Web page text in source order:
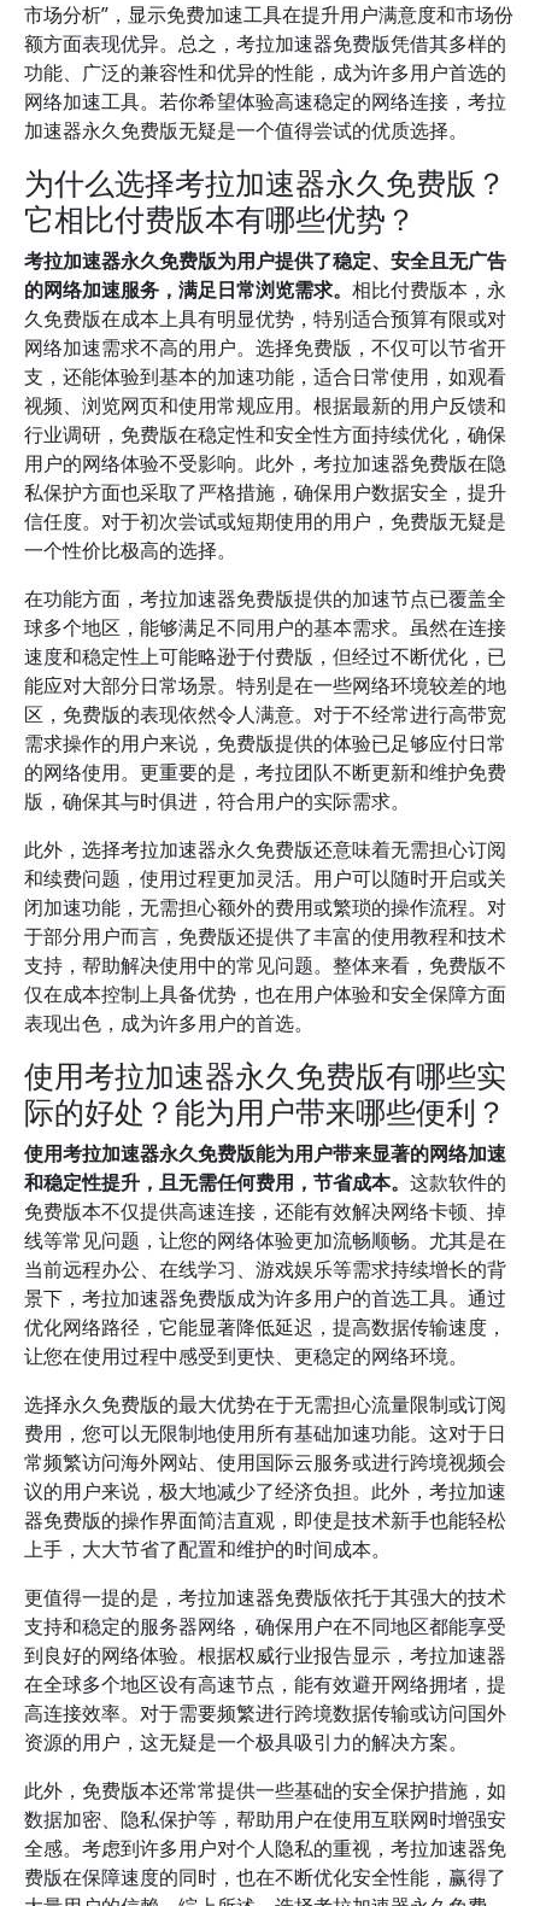
市场分析”，显示免费加速工具在提升用户满意度和市场份
额方面表现优异。总之，考拉加速器免费版凭借其多样的
功能、广泛的兼容性和优异的性能，成为许多用户首选的
网络加速工具。若你希望体验高速稳定的网络连接，考拉
加速器永久免费版无疑是一个值得尝试的优质选择。
为什么选择考拉加速器永久免费版？
它相比付费版本有哪些优势？
考拉加速器永久免费版为用户提供了稳定、安全且无广告
的网络加速服务，满足日常浏览需求。 相比付费版本，永
久免费版在成本上具有明显优势，特别适合预算有限或对
网络加速需求不高的用户。选择免费版，不仅可以节省开
支，还能体验到基本的加速功能，适合日常使用，如观看
视频、浏览网页和使用常规应用。根据最新的用户反馈和
行业调研，免费版在稳定性和安全性方面持续优化，确保
用户的网络体验不受影响。此外，考拉加速器免费版在隐
私保护方面也采取了严格措施，确保用户数据安全，提升
信任度。对于初次尝试或短期使用的用户，免费版无疑是
一个性价比极高的选择。
在功能方面，考拉加速器免费版提供的加速节点已覆盖全
球多个地区，能够满足不同用户的基本需求。虽然在连接
速度和稳定性上可能略逊于付费版，但经过不断优化，已
能应对大部分日常场景。特别是在一些网络环境较差的地
区，免费版的表现依然令人满意。对于不经常进行高带宽
需求操作的用户来说，免费版提供的体验已足够应付日常
的网络使用。更重要的是，考拉团队不断更新和维护免费
版，确保其与时俱进，符合用户的实际需求。
此外，选择考拉加速器永久免费版还意味着无需担心订阅
和续费问题，使用过程更加灵活。用户可以随时开启或关
闭加速功能，无需担心额外的费用或繁琐的操作流程。对
于部分用户而言，免费版还提供了丰富的使用教程和技术
支持，帮助解决使用中的常见问题。整体来看，免费版不
仅在成本控制上具备优势，也在用户体验和安全保障方面
表现出色，成为许多用户的首选。
使用考拉加速器永久免费版有哪些实
际的好处？能为用户带来哪些便利？
使用考拉加速器永久免费版能为用户带来显著的网络加速
和稳定性提升，且无需任何费用，节省成本。 这款软件的
免费版本不仅提供高速连接，还能有效解决网络卡顿、掉
线等常见问题，让您的网络体验更加流畅顺畅。尤其是在
当前远程办公、在线学习、游戏娱乐等需求持续增长的背
景下，考拉加速器免费版成为许多用户的首选工具。通过
优化网络路径，它能显著降低延迟，提高数据传输速度，
让您在使用过程中感受到更快、更稳定的网络环境。
选择永久免费版的最大优势在于无需担心流量限制或订阅
费用，您可以无限制地使用所有基础加速功能。这对于日
常频繁访问海外网站、使用国际云服务或进行跨境视频会
议的用户来说，极大地减少了经济负担。此外，考拉加速
器免费版的操作界面简洁直观，即使是技术新手也能轻松
上手，大大节省了配置和维护的时间成本。
更值得一提的是，考拉加速器免费版依托于其强大的技术
支持和稳定的服务器网络，确保用户在不同地区都能享受
到良好的网络体验。根据权威行业报告显示，考拉加速器
在全球多个地区设有高速节点，能有效避开网络拥堵，提
高连接效率。对于需要频繁进行跨境数据传输或访问国外
资源的用户，这无疑是一个极具吸引力的解决方案。
此外，免费版本还常常提供一些基础的安全保护措施，如
数据加密、隐私保护等，帮助用户在使用互联网时增强安
全感。考虑到许多用户对个人隐私的重视，考拉加速器免
费版在保障速度的同时，也在不断优化安全性能，赢得了